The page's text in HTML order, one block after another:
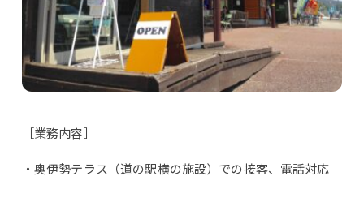
［業務内容］
・奥伊勢テラス（道の駅横の施設）での接客、電話対応